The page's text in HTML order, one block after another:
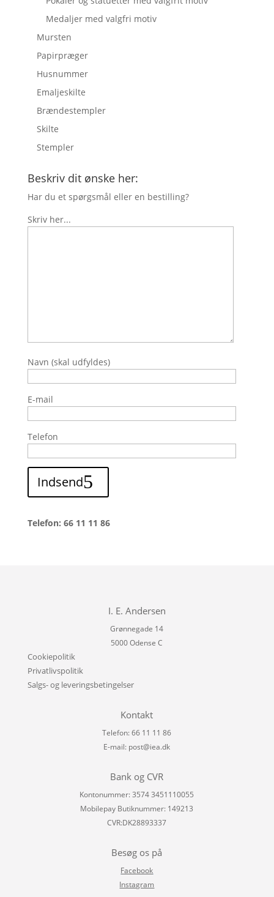
Medaljer med valgfri motiv
Mursten
Papirpræger
Husnummer
Emaljeskilte
Brændestempler
Skilte
Stempler
Beskriv dit ønske her:
Har du et spørgsmål eller en bestilling?
Skriv her...
Navn (skal udfyldes)
E-mail
Telefon
Indsend
Telefon: 66 11 11 86
I. E. Andersen
Grønnegade 14
5000 Odense C
Cookiepolitik
Privatlivspolitik
Salgs- og leveringsbetingelser
Kontakt
Telefon: 66 11 11 86
E-mail: post@iea.dk
Bank og CVR
Kontonummer: 3574 3451110055
Mobilepay Butiknummer: 149213
CVR:DK28893337
Besøg os på
Facebook
Instagram